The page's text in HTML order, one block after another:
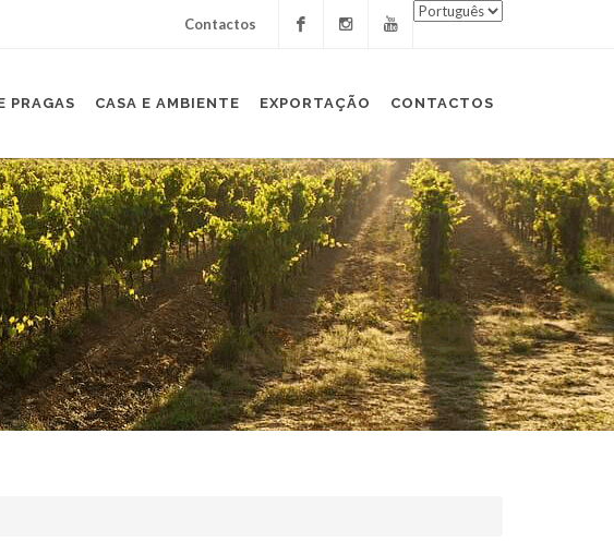
Contactos
PRAGAS CASA E AMBIENTE EXPORTAÇÃO CONTACTOS